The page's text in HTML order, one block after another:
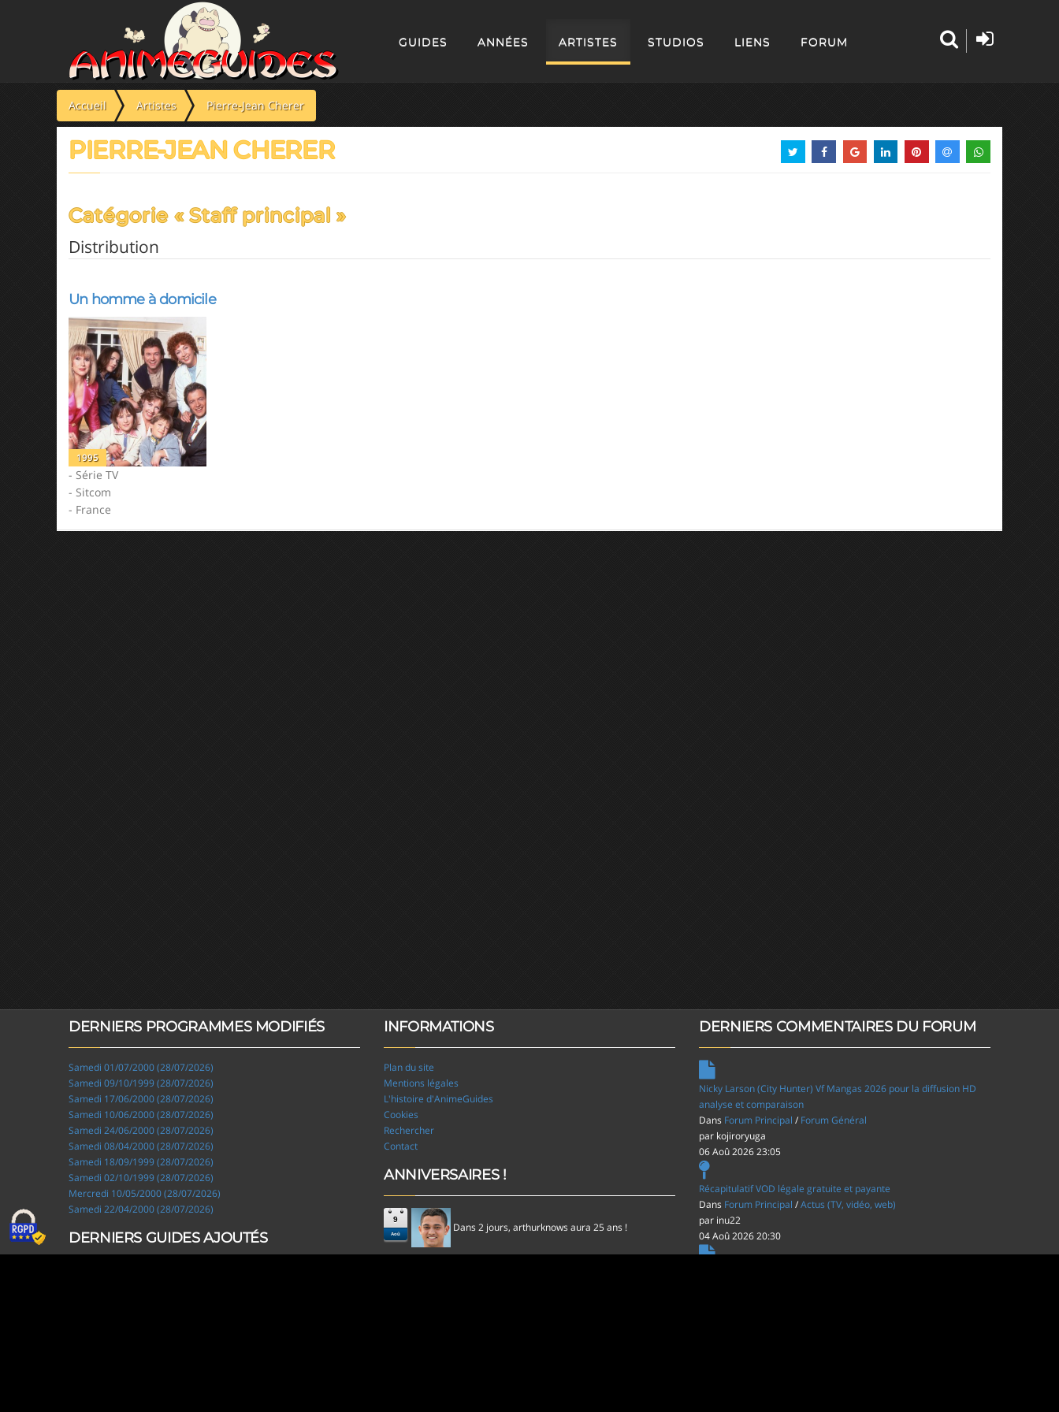
GUIDES ANNÉES ARTISTES STUDIOS LIENS FORUM
Accueil Artistes Pierre-Jean Cherer
PIERRE-JEAN CHERER
Catégorie « Staff principal »
Distribution
Un homme à domicile
1995
- Série TV
- Sitcom
- France
DERNIERS PROGRAMMES MODIFIÉS
Samedi 01/07/2000 (28/07/2026)
Samedi 09/10/1999 (28/07/2026)
Samedi 17/06/2000 (28/07/2026)
Samedi 10/06/2000 (28/07/2026)
Samedi 24/06/2000 (28/07/2026)
Samedi 08/04/2000 (28/07/2026)
Samedi 18/09/1999 (28/07/2026)
Samedi 02/10/1999 (28/07/2026)
Mercredi 10/05/2000 (28/07/2026)
Samedi 22/04/2000 (28/07/2026)
DERNIERS GUIDES AJOUTÉS
INFORMATIONS
Plan du site
Mentions légales
L'histoire d'AnimeGuides
Cookies
Rechercher
Contact
ANNIVERSAIRES !
9
Aoû
Dans 2 jours, arthurknows aura 25 ans !
DERNIERS COMMENTAIRES DU FORUM
Nicky Larson (City Hunter) Vf Mangas 2026 pour la diffusion HD
analyse et comparaison
Dans Forum Principal / Forum Général
par kojiroryuga
06 Aoû 2026 23:05
Récapitulatif VOD légale gratuite et payante
Dans Forum Principal /Actus (TV, vidéo, web)
par inu22
04 Aoû 2026 20:30